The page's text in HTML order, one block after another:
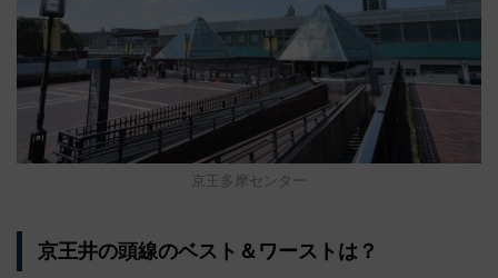
京王多摩センター
京王井の頭線のベスト＆ワーストは？